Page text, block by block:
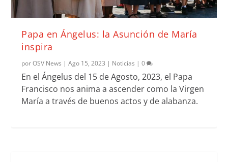
Papa en Ángelus: la Asunción de María
inspira
porOSV News |Ago 15, 2023 | Noticias |0
En el Ángelus del 15 de Agosto, 2023, el Papa
Francisco nos anima a ascender como la Virgen
María a través de buenos actos y de alabanza.